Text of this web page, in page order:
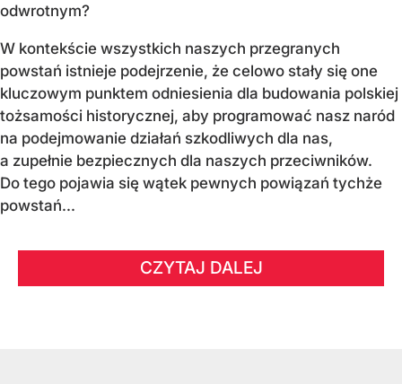
odwrotnym?
W kontekście wszystkich naszych przegranych
powstań istnieje podejrzenie, że celowo stały się one
kluczowym punktem odniesienia dla budowania polskiej
tożsamości historycznej, aby programować nasz naród
na podejmowanie działań szkodliwych dla nas,
a zupełnie bezpiecznych dla naszych przeciwników.
Do tego pojawia się wątek pewnych powiązań tychże
powstań...
CZYTAJ DALEJ